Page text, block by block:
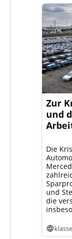
Zur
und
Die
und
die